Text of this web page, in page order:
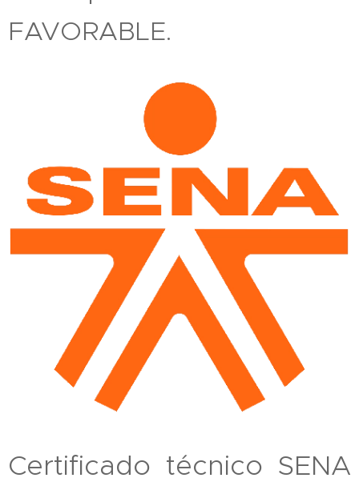
FAVORABLE.
Certificado técnico SENA